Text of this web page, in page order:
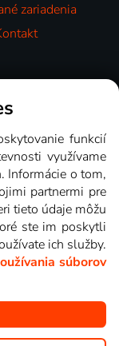
zariadenia
obrázky
Lepšia.TV.
funkcií
využívame
Informácie o tom,
partnermi pre
tieto údaje môžu
ste im poskytli
ich služby.
súborov